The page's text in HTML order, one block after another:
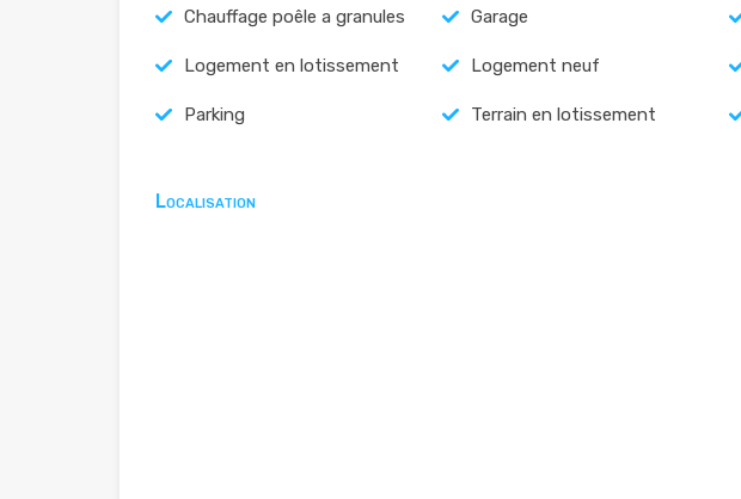
Chauffage poêle a granules Garage
Logement en lotissement Logement neuf
Parking Terrain en lotissement
Localisation